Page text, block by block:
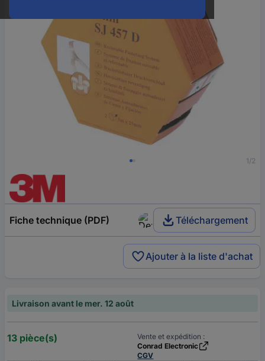
1/2
Fiche technique (PDF) Téléchargement
Ajouter à la liste d'achat
Livraison avant le mer. 12 août
13 pièce(s)
Vente et expédition :
Conrad Electronic
CGV